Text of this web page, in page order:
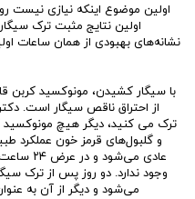
اولین موضوع اینکه نیازی نیست
اولین نتایج مثبت ترک
نشانه‌های بهبودی از همان ساعات
با سیگار کشیدن، مونوکسید کربن
از احتراق ناقص سیگار است.
ترک می کنید، دیگر هیچ مونوکسید
و گلبول‌های قرمز خون عملکرد
عادی
وجود ندارد. دو روز پس از ترک
می‌شود و دیگر از آن به